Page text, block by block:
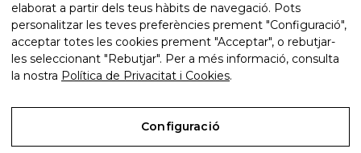
He llegit i accepto la política de privadesa
© 2026. My website. By eComm360
elaborat a partir dels teus hàbits de navegació. Pots
personalitzar les teves preferències prement "Configuració",
acceptar totes les cookies prement "Acceptar", o rebutjar-
les seleccionant "Rebutjar". Per a més informació, consulta
la nostra Política de Privacitat i Cookies.
Configuració
Avís Legal